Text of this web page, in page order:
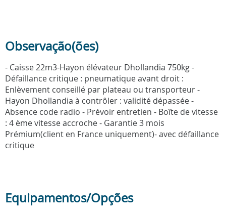
Observação(ões)
- Caisse 22m3-Hayon élévateur Dhollandia 750kg -
Défaillance critique : pneumatique avant droit :
Enlèvement conseillé par plateau ou transporteur -
Hayon Dhollandia à contrôler : validité dépassée -
Absence code radio - Prévoir entretien - Boîte de vitesse
: 4 ème vitesse accroche - Garantie 3 mois
Prémium(client en France uniquement)- avec défaillance
critique
Equipamentos/Opções